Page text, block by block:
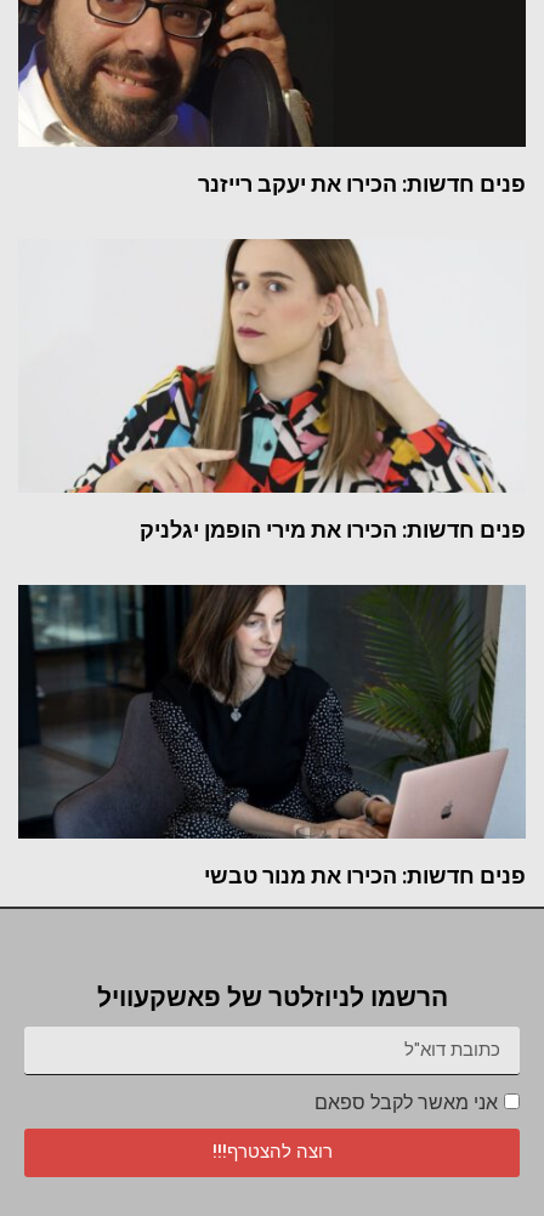
פנים חדשות: הכירו את יעקב רייזנר
פנים חדשות: הכירו את מירי הופמן יגלניק
פנים חדשות: הכירו את מנור טבשי
הרשמו לניוזלטר של פאשקעוויל
אני מאשר לקבל ספאם
רוצה להצטרף!!!